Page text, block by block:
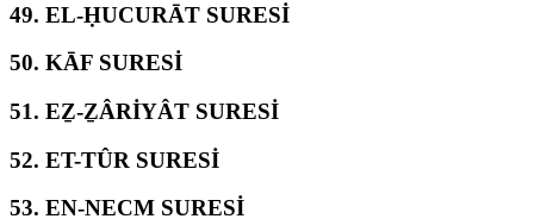
49. EL-ḤUCURĀT SURESİ
50. KĀF SURESİ
51. EẔ-ẔÂRİYÂT SURESİ
52. ET-TÛR SURESİ
53. EN-NECM SURESİ